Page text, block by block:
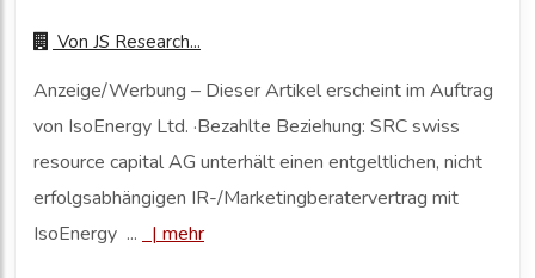
Von JS Research...
Anzeige/Werbung – Dieser Artikel erscheint im Auftrag
von IsoEnergy Ltd. ·Bezahlte Beziehung: SRC swiss
resource capital AG unterhält einen entgeltlichen, nicht
erfolgsabhängigen IR-/Marketingberatervertrag mit
IsoEnergy ...
| mehr